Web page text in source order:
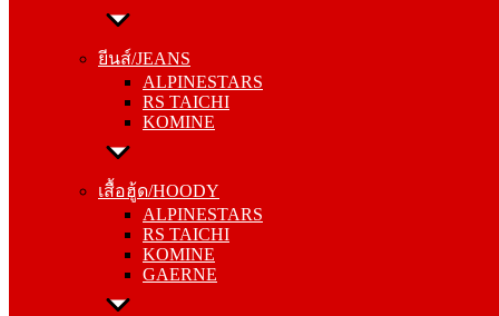
ยีนส์/JEANS
ALPINESTARS
RS TAICHI
KOMINE
เสื้อฮู้ด/HOODY
ALPINESTARS
RS TAICHI
KOMINE
GAERNE
ยีนส์/JEANS
RS TAICHI
KOMINE
เสื้อฮู้ด/HOODY
RS TAICHI
KOMINE
GAERNE
หมวกแก๊ป/CAP